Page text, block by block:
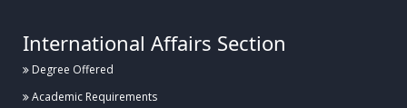
Posted:১৬ জুলাই, হাবিপ্রবি, দিনাজপুর
International Affairs Section
Degree Offered
Academic Requirements